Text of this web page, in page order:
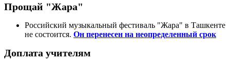
Прощай "Жара"
Российский музыкальный фестиваль "Жара" в Ташкенте
не состоится. Он перенесен на неопределенный срок
Доплата учителям